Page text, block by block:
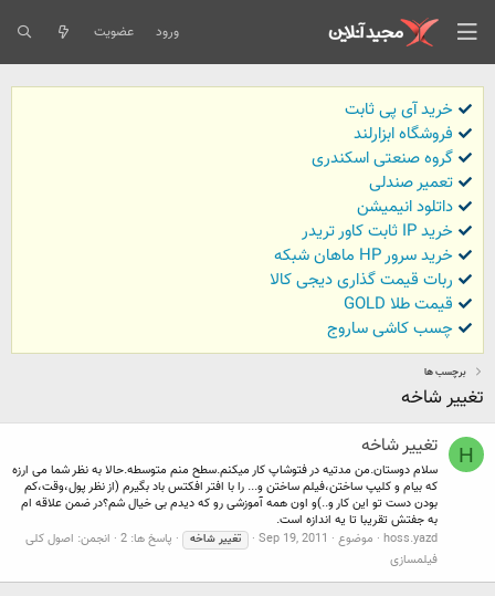
ورود عضویت
خرید آی پی ثابت
فروشگاه ابزارلند
گروه صنعتی اسکندری
تعمیر صندلی
داتلود انیمیشن
خرید IP ثابت کاور تریدر
خرید سرور HP ماهان شبکه
ربات قیمت گذاری دیجی کالا
قیمت طلا GOLD
چسب کاشی ساروج
برچسب ها
تغییر شاخه
H تغییر شاخه
سلام دوستان.من مدتیه در فتوشاپ کار میکنم.سطح منم متوسطه.حالا به نظر شما می ارزه
که بیام و کلیپ ساختن،فیلم ساختن و... را با افتر افکتس باد بگیرم (از نظر پول،وقت،کم
بودن دست تو این کار و..)و اون همه آموزشی رو که دیدم بی خیال شم؟در ضمن علاقه ام
به جفتش تقریبا تا یه اندازه است.
hoss.yazd موضوع Sep 19, 2011 تغییر شاخه پاسخ ها: 2 انجمن: اصول کلی
فیلمسازی